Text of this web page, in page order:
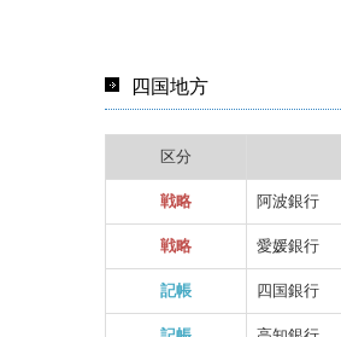
四国地方
区分
戦略 阿波銀行
戦略 愛媛銀行
記帳 四国銀行